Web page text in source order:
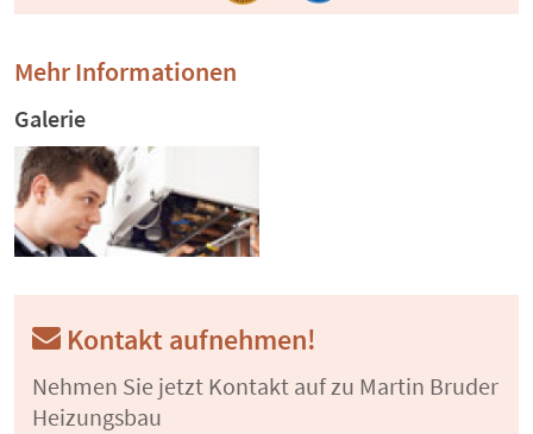
Mehr Informationen
Galerie
Kontakt aufnehmen!
Nehmen Sie jetzt Kontakt auf zu Martin Bruder
Heizungsbau